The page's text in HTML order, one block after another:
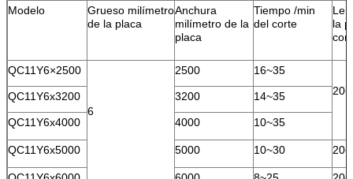
Modelo
Grueso milímetro
de la placa
Anchura
milímetro de la
placa
Tiempo /min
del corte
la
QC11Y6×2500
6
2500
16~35
QC11Y6x3200 3200 14~35
QC11Y6x4000 4000 10~35
QC11Y6x5000 5000 10~30